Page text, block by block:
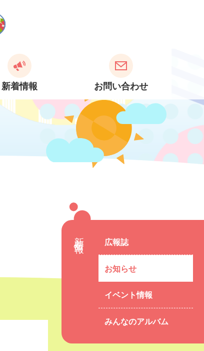
新着情報 お問い合わせ
広報誌
お知らせ
イベント情報
みんなのアルバム